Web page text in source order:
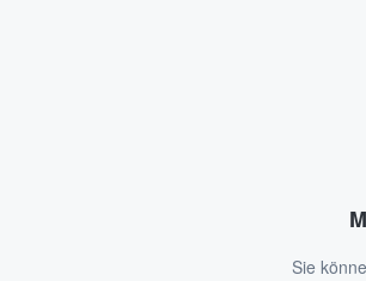
Sie